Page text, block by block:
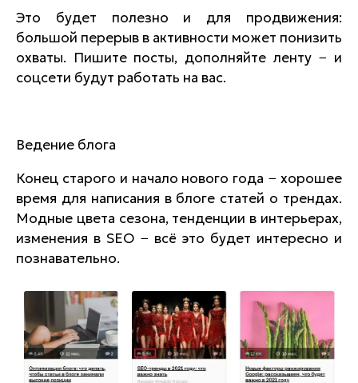
Это будет полезно и для продвижения:
большой перерыв в активности может понизить
охваты. Пишите посты, дополняйте ленту − и
соцсети будут работать на вас.
Ведение блога
Конец старого и начало нового года − хорошее
время для написания в блоге статей о трендах.
Модные цвета сезона, тенденции в интерьерах,
изменения в SEO − всё это будет интересно и
познавательно.